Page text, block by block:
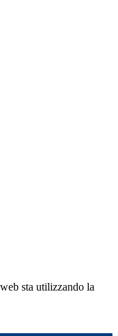
sta utilizzando la